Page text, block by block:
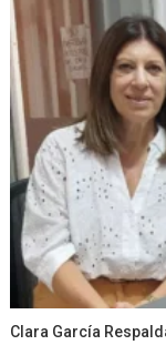
Clara García